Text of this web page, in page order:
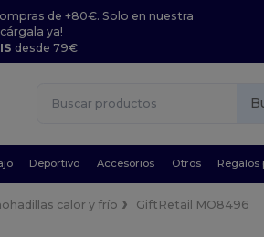
de +80€. Solo en nuestra
ya!
desde 79€
Deportivo Accesorios Otros Regalos
calor y frío GiftRetail MO8496